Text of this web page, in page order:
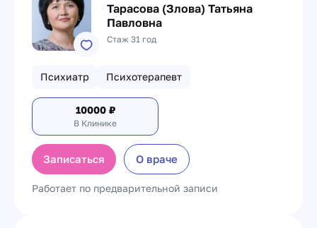
Тарасова (Злова) Татьяна
Павловна
Стаж 31 год
Психиатр Психотерапевт
10000₽
В Клинике
Записаться О враче
Работает по предварительной записи